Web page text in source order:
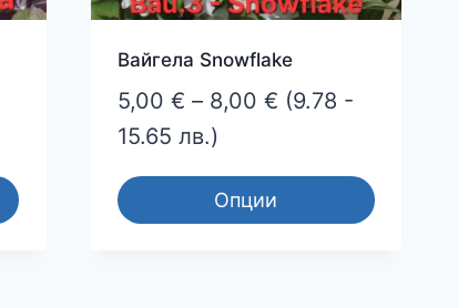
page
Вайгела Snowflake
5,00 € – 8,00 € Price
5,00 €
(9.78 -
15.65 лв.)
Опции